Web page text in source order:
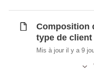
Composition
type de client
Mis à jour il y a 9